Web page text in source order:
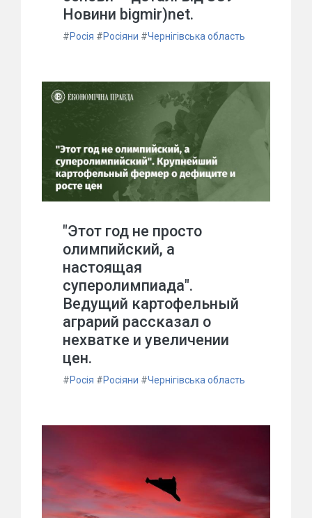
Новини bigmir)net.
#Росія #Росіяни #Чернігівська область
"Этот год не просто
олимпийский, а
настоящая
суперолимпиада".
Ведущий картофельный
аграрий рассказал о
нехватке и увеличении
цен.
#Росія #Росіяни #Чернігівська область